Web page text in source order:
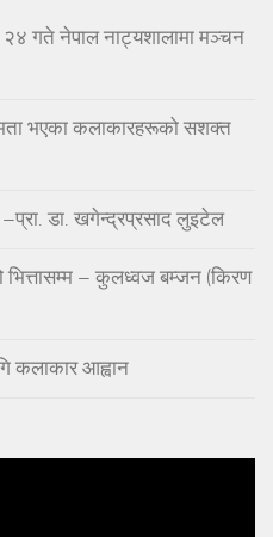
गते नेपाल नाट्यशालामा मञ्चन
भएका कलाकारहरूको सशक्त
डा. खगेन्द्रप्रसाद लुइटेल
– कुलध्वज बम्जन (किरण
कलाकार आह्वान